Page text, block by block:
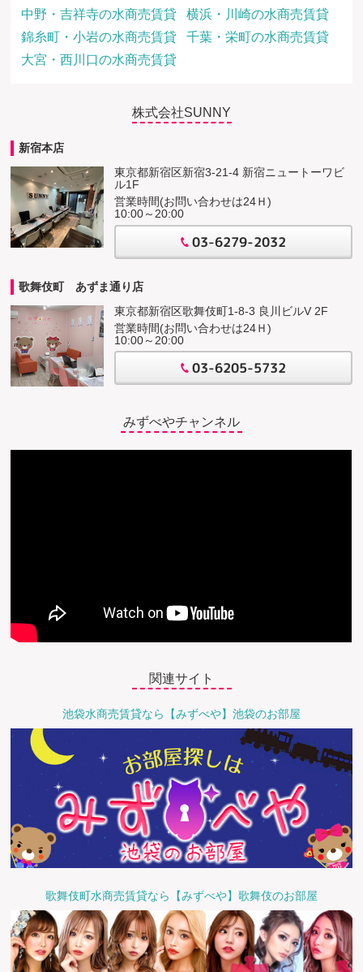
中野・吉祥寺の水商売賃貸
横浜・川崎の水商売賃貸
錦糸町・小岩の水商売賃貸
千葉・栄町の水商売賃貸
大宮・西川口の水商売賃貸
株式会社SUNNY
新宿本店
東京都新宿区新宿3-21-4 新宿ニュートーワビ
ル1F
営業時間(お問い合わせは24Ｈ)
10:00～20:00
03-6279-2032
歌舞伎町 あずま通り店
東京都新宿区歌舞伎町1-8-3 良川ビルV 2F
営業時間(お問い合わせは24Ｈ)
10:00～20:00
03-6205-5732
みずべやチャンネル
関連サイト
池袋水商売賃貸なら【みずべや】池袋のお部屋
歌舞伎町水商売賃貸なら【みずべや】歌舞伎のお部屋